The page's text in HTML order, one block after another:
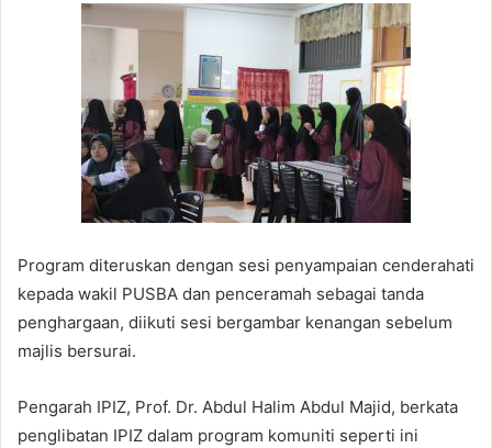
Program diteruskan dengan sesi penyampaian cenderahati
kepada wakil PUSBA dan penceramah sebagai tanda
penghargaan, diikuti sesi bergambar kenangan sebelum
majlis bersurai.
Pengarah IPIZ, Prof. Dr. Abdul Halim Abdul Majid, berkata
penglibatan IPIZ dalam program komuniti seperti ini